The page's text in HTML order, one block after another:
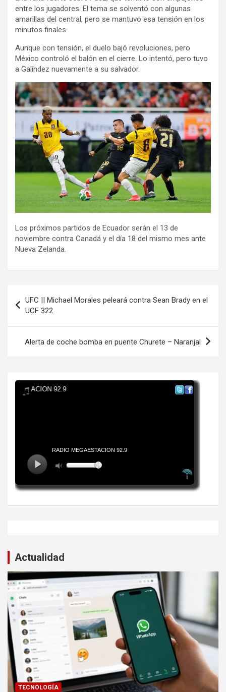
entre los jugadores. El tema se solventó con algunas
amarillas del central, pero se mantuvo esa tensión en los
minutos finales.
Aunque con tensión, el duelo bajó revoluciones, pero
México controló el balón en el cierre. Lo intentó, pero tuvo
a Galíndez nuevamente a su salvador.
Los próximos partidos de Ecuador serán el 13 de
noviembre contra Canadá y el día 18 del mismo mes ante
Nueva Zelanda.
de
entradas
UFC || Michael Morales peleará contra Sean Brady en el
UCF 322
Alerta de coche bomba en puente Churete – Naranjal
Actualidad
TECNOLOGÍA